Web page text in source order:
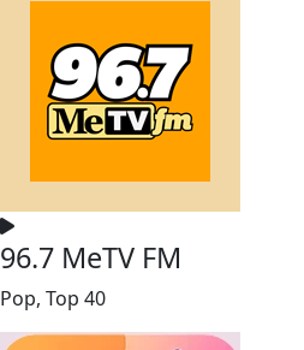
96.7 MeTV FM
Pop, Top 40